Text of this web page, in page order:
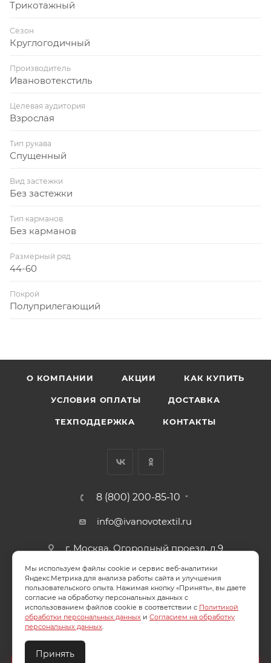
Трикотажный
Сезон
Круглогодичный
Производитель
Ивановотекстиль
Целевая аудитория
Взрослая
Тип рукава
Спущенный
Вид застежки
Без застежки
Тип карманов
Без карманов
Размерный ряд
44-60
Покрой
Полуприлегающий
О КОМПАНИИ АКЦИИ КАК КУПИТЬ
УСЛОВИЯ ОПЛАТЫ ДОСТАВКА
ТЕХПОДДЕРЖКА КОНТАКТЫ
8 (800) 200-85-10
info@ivanovotextil.ru
г. Москва, Огородный проезд, д.9
СОГЛАСИЕ НА ОБРАБОТКУ ПЕРСОНАЛЬНЫХ ДАННЫХ
ПОЛИТИКА ОБРАБОТКИ ПЕРСОНАЛЬНЫХ ДАННЫХ
2026 © ООО "Ивановотекстиль". ОГРН:1073703000029
Мы используем файлы cookie и сервис веб-аналитики
Яндекс.Метрика для анализа работы сайта и улучшения
пользовательского опыта. Нажимая кнопку «Принять», вы даете
согласие на обработку персональных данных с
использованием файлов cookie в соответствии с Политикой
обработки персональных данных и Согласием на обработку
персональных данных.
Принять